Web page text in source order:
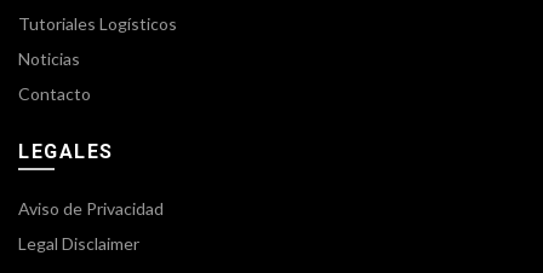
Tutoriales Logísticos
Noticias
Contacto
LEGALES
Aviso de Privacidad
Legal Disclaimer